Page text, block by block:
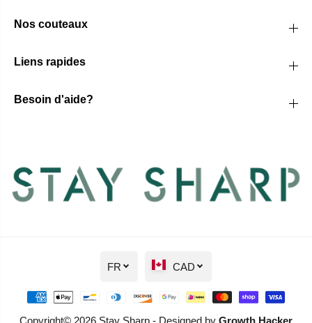
Nos couteaux
Liens rapides
Besoin d'aide?
FR CAD